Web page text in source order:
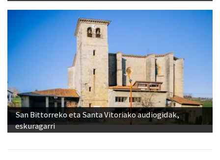
San Bittorreko eta Santa Vitoriako audiogidak,
eskuragarri